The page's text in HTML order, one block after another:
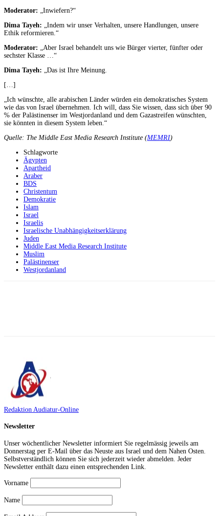
Moderator: „Inwiefern?“
Dima Tayeh: „Indem wir unser Verhalten, unsere Handlungen, unsere
Ethik reformieren.“
Moderator: „Aber Israel behandelt uns wie Bürger vierter, fünfter oder
sechster Klasse …“
Dima Tayeh: „Das ist Ihre Meinung.
[…]
„Ich wünschte, alle arabischen Länder würden ein demokratisches System
wie das von Israel übernehmen. Ich will, dass Sie wissen, dass sich über 90
% der Palästinenser im Westjordanland und dem Gazastreifen wünschten,
sie könnten in diesem System leben.“
Quelle: The Middle East Media Research Institute (MEMRI)
Schlagworte
Ägypten
Apartheid
Araber
BDS
Christentum
Demokratie
Islam
Israel
Israelis
Israelische Unabhängigkeitserklärung
Juden
Middle East Media Research Institute
Muslim
Palästinenser
Westjordanland
Redaktion Audiatur-Online
Newsletter
Unser wöchentlicher Newsletter informiert Sie regelmässig jeweils am
Donnerstag per E-Mail über das Neuste aus Israel und dem Nahen Osten.
Selbstverständlich können Sie sich jederzeit wieder abmelden. Jeder
Newsletter enthält dazu einen entsprechenden Link.
Vorname
Name